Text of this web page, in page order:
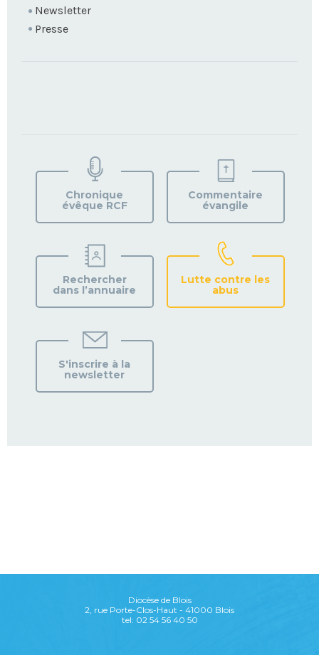
Newsletter
Presse
VOTRE
PAROISSE
Chronique
évêque RCF
Commentaire
évangile
Rechercher
dans l’annuaire
Lutte contre les
abus
S'inscrire à la
newsletter
Diocèse de Blois
2, rue Porte-Clos-Haut - 41000 Blois
tel: 02 54 56 40 50